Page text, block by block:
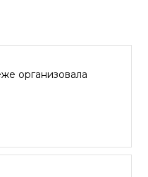
организовала